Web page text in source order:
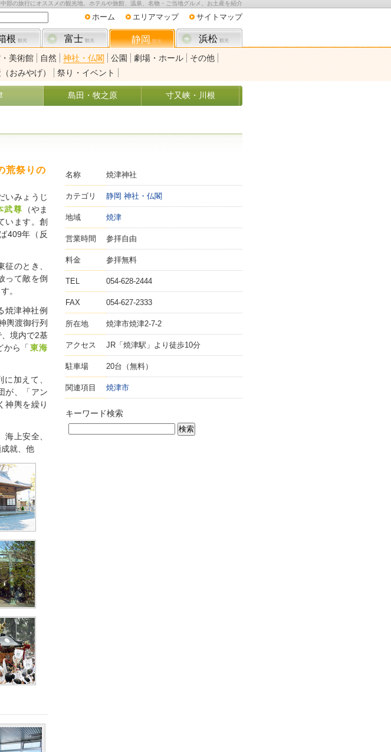
部の旅行にオススメの観光地、ホテルや旅館、温泉、名物・ご当地グルメ、お土産を紹介
サイトマップ
エリアマップ
ホーム
根 観光 富士 観光 静岡 観光 浜松 観光
美術館 自然 神社・仏閣 公園 劇場・ホール
その他
おみやげ） 祭り・イベント
島田・牧之原 寸又峡・川根
荒祭りの
いみょうじ
武尊
（やま
います。創
409年（反
のとき、
って敵を倒
。
焼津神社例
輿渡御行列
境内で2基
から「 東海
加えて、
が、「アン
神輿を繰り
上安全、
就、他
名称 焼津神社
カテゴリ 静岡 神社・仏閣
地域 焼津
営業時間 参拝自由
料金 参拝無料
TEL 054-628-2444
FAX 054-627-2333
所在地 焼津市焼津2-7-2
アクセス JR「焼津駅」より徒歩10分
駐車場 20台（無料）
関連項目 焼津市
キーワード検索